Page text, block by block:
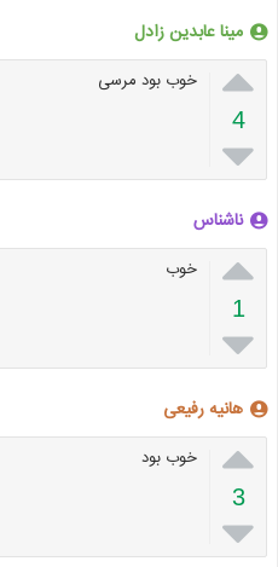
مینا عابدین زادل

4

خوب بود مرسی
ناشناس

1

خوب
هانیه رفیعی

3

خوب بود